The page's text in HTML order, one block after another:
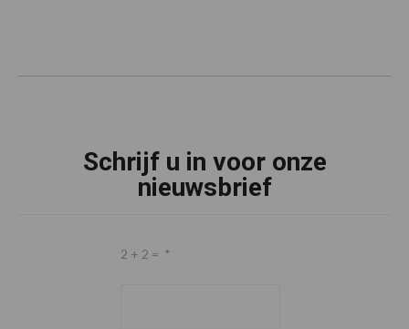
Schrijf u in voor onze
nieuwsbrief
2 + 2 = *